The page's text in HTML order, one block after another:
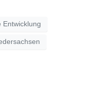
Entwicklung